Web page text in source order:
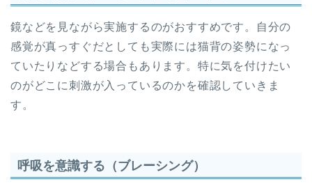
鏡などを見ながら実施するのがおすすめです。自分の
感覚が真っすぐだとしても実際には猫背の姿勢になっ
ていたりなどする場合もあります。特に気を付けたい
のがどこに刺激が入っているのかを確認していきま
す。
呼吸を意識する（ブレーシング）